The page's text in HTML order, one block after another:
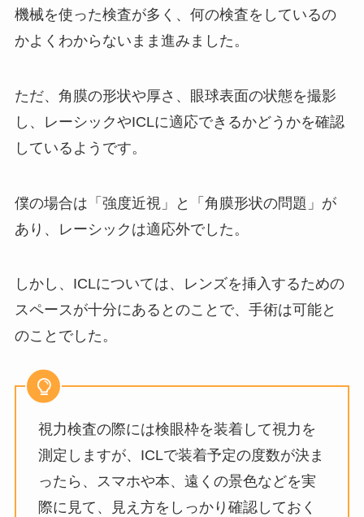
機械を使った検査が多く、何の検査をしているの
かよくわからないまま進みました。
ただ、角膜の形状や厚さ、眼球表面の状態を撮影
し、レーシックやICLに適応できるかどうかを確認
しているようです。
僕の場合は「強度近視」と「角膜形状の問題」が
あり、レーシックは適応外でした。
しかし、ICLについては、レンズを挿入するための
スペースが十分にあるとのことで、手術は可能と
のことでした。
視力検査の際には検眼枠を装着して視力を
測定しますが、ICLで装着予定の度数が決ま
ったら、スマホや本、遠くの景色などを実
際に見て、見え方をしっかり確認しておく